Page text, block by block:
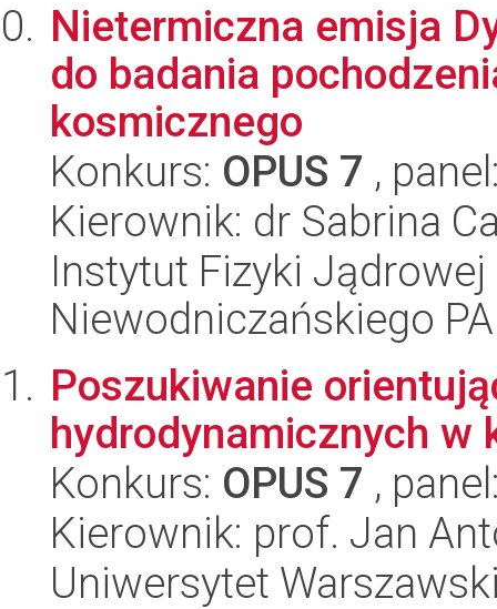
Nietermiczna emisja
do badania
kosmicznego
Konkurs: OPUS 7 ,
Kierownik: dr Sabrina
Instytut Fizyki
Niewodniczańskiego
Poszukiwanie
hydrodynamicznych w
Konkurs: OPUS 7 ,
Kierownik: prof. Jan
Uniwersytet